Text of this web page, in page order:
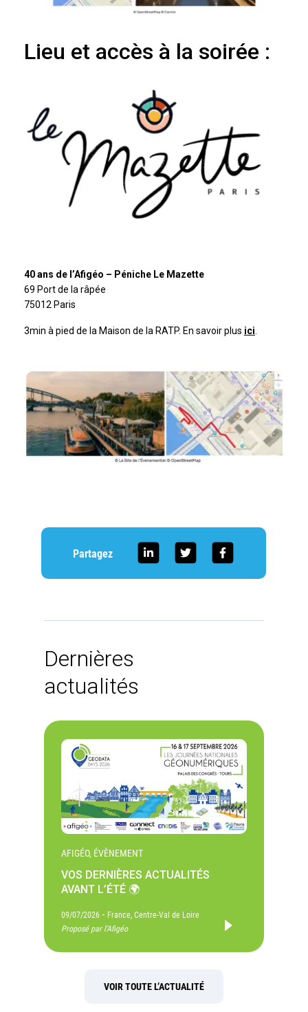
Lieu et accès à la soirée :
40 ans de l’Afigéo – Péniche Le Mazette
69 Port de la râpée
75012 Paris
3min à pied de la Maison de la RATP. En savoir plus ici
Partagez
Dernières
actualités
AFIGÉO, ÉVÈNEMENT
VOS DERNIÈRES ACTUALITÉS
AVANT L’ÉTÉ 🌍
09/07/2026 - France, Centre-Val de Loire
Proposé par l'Afigéo
VOIR TOUTE L’ACTUALITÉ